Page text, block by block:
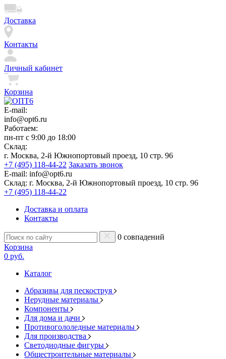
Доставка
Контакты
Личный кабинет
Корзина
E-mail:
info@opt6.ru
Работаем:
пн-пт с 9:00 до 18:00
Склад:
г. Москва, 2-й Южнопортовый проезд, 10 стр. 96
+7 (495) 118-44-22 Заказать звонок
E-mail: info@opt6.ru
Склад: г. Москва, 2-й Южнопортовый проезд, 10 стр. 96
+7 (495) 118-44-22
Доставка и оплата
Контакты
0 совпадений
Корзина
0 руб.
Каталог
Абразивы для пескоструя
Нерудные материалы
Компоненты
Для дома и дачи
Противогололедные материалы
Для производства
Светодиодные фигуры
Общестроительные материалы